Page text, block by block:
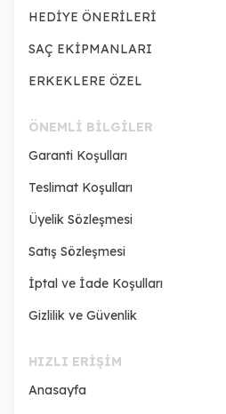
HEDİYE ÖNERİLERİ
SAÇ EKİPMANLARI
ERKEKLERE ÖZEL
ÖNEMLI BILGILER
Garanti Koşulları
Teslimat Koşulları
Üyelik Sözleşmesi
Satış Sözleşmesi
İptal ve İade Koşulları
Gizlilik ve Güvenlik
HIZLI ERIŞIM
Anasayfa